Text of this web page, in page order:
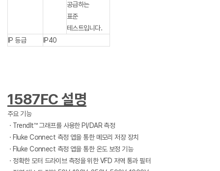
공급하는
표준
테스트입니다.
IP 등급
IP40
1587FC 설명
주요 기능
ㆍTrendIt™ 그래프를 사용한 PI/DAR 측정
ㆍFluke Connect 측정 앱을 통한 메모리 저장 장치
ㆍFluke Connect 측정 앱을 통한 온도 보정 기능
ㆍ정확한 모터 드라이브 측정을 위한 VFD 저역 통과 필터